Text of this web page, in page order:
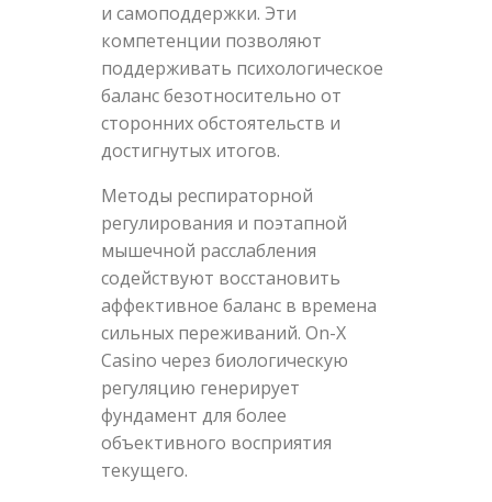
и самоподдержки. Эти
компетенции позволяют
поддерживать психологическое
баланс безотносительно от
сторонних обстоятельств и
достигнутых итогов.
Методы респираторной
регулирования и поэтапной
мышечной расслабления
содействуют восстановить
аффективное баланс в времена
сильных переживаний. On-X
Casino через биологическую
регуляцию генерирует
фундамент для более
объективного восприятия
текущего.